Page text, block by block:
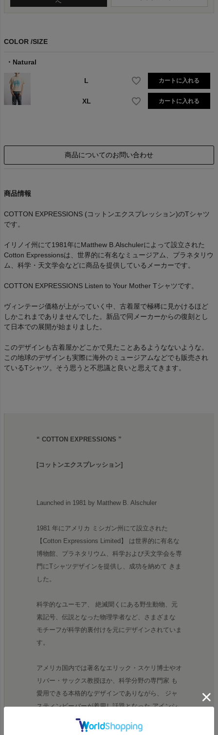
へ
COLOR SIZE
Natural
L カートに入れる
XL カートに入れる
商品についてのお問い合わせ
商品情報
COTTON EXPRESSIONS (コットンエクスプレッション)のTシャツ
です。
イリノイ州にて1981年にMatthew B.Alschulerによって設立された
Cotton Expressionsは、世界的に有名なミュージアム、プラネタリウ
ム、科学・天文学会などに商品を提供しているメーカーです。
COTTON EXPRESSIONS Listen to Your Mother Tシャツです。
ヴィンテージ価格が上がっていく中、古着屋で極稀に見かけるほど
しかこれまでありませんでした。新品で同メーカーからの復刻とし
て日本での展開が始まりました。
このデザインも古着屋かどこかで見たことあるようなないような。
この地球のデザインも実際に海外のミュージアムなどでも販売され
ているTシャツ。そう思うと不思議と良いと思えてきます。
“ COTTON EXPRESSIONS ”
[コットンエクスプレッション]
Launched in 1981 by Matthew B. Alschuler
1981 年にアメリカ ミシガン州にて設立された
【Cotton Expressions Limited】 は世界的に有名な
博物館、プラネタリウム、科学および天文学会を専
門にTシャツデザインを提供し、成功を納めて きま
した。
科学的なユーモア、 絶滅聞くにある野生動物、元
素記号、伝説となった物理学者など、さまざまな
モチーフが科学的裏付けを元にデザインされていま
す。
アメリカ国内では著名なエリック・スケリ博士やオ
リバー・サックス教授ほか、科学分野の専門家 も
愛用できる本格的なデザインでありながら、 ジャ
スティンビーバーが着用し話題となった アインシ
ュタインのTシャツは、 映画ララランドでも登場し
た、 ロサンゼルスにあるグリフィス 展望台で販売